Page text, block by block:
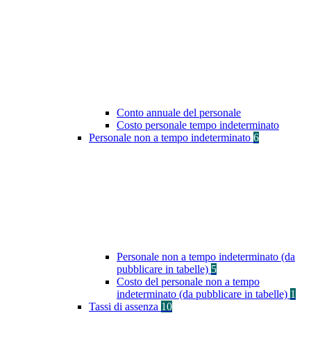
Conto annuale del personale
Costo personale tempo indeterminato
Personale non a tempo indeterminato 6
Personale non a tempo indeterminato (da
pubblicare in tabelle) 5
Costo del personale non a tempo
indeterminato (da pubblicare in tabelle) 1
Tassi di assenza 10